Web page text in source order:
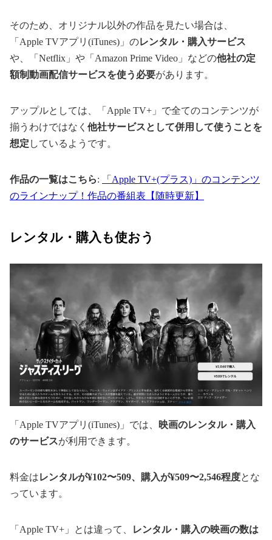
そのため、オリジナル以外の作品を見たい場合は、
「Apple TVアプリ(iTunes)」のレンタル・購入サービス
や、「Netflix」や「Amazon Prime Video」などの他社の定
額制動画配信サービスを使う必要があります。
アップルとしては、「Apple TV+」で全てのコンテンツが
揃うわけではなく 他社サービスとして併用して使うことを
想定 しているようです。
作品の一覧はこちら:
「Apple TV+(プラス)」のコンテンツ
のラインナップ！作品の番組表【随時更新】
レンタル・購入も使おう
「Apple TVアプリ(iTunes)」では、
映画のレンタル・購入
のサービスが利用できます。
料金はレンタルが¥102〜509、購入が¥509〜2,546程度とな
っています。
「Apple TV+」とは違って、
レンタル・購入の映画の数は